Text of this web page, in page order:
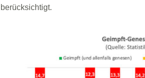
berücksichtigt.